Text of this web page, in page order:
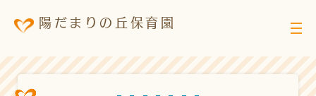
陽だまりの丘保育園